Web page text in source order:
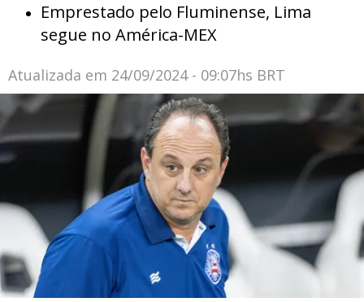
Emprestado pelo Fluminense, Lima
segue no América-MEX
Atualizada em 24/09/2024 - 09:07hs BRT